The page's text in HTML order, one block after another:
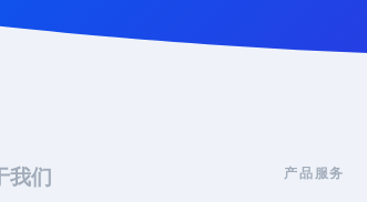
我们 产品服务